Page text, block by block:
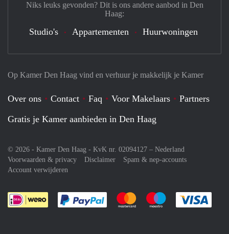
Op Kamer Den Haag vind en verhuur je makkelijk je Kamer
Over ons Contact Faq Voor Makelaars
Partners
Gratis je Kamer aanbieden in Den Haag
© 2026 - Kamer Den Haag - KvK nr. 02094127 – Nederland
Voorwaarden & privacy
Disclaimer
Spam & nep-accounts
Account verwijderen
Je rekent gemakkelijk af met Paypal
Je rekent gemakkelijk af met
Je rekent
Niks leuks gevonden? Dit is ons andere aanbod in Den
Haag:
Studio's Appartementen Huurwoningen